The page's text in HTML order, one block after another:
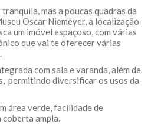
tranquila, mas a poucas quadras da
Oscar Niemeyer, a localização
um imóvel espaçoso, com várias
que vai te oferecer várias
com sala e varanda, além de
permitindo diversificar os usos da
área verde, facilidade de
ampla.